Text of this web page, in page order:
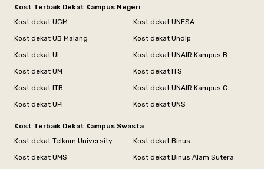
Kost Terbaik Dekat Kampus Negeri
Kost dekat UGM
Kost dekat UNESA
Kost dekat UB Malang
Kost dekat Undip
Kost dekat UI
Kost dekat UNAIR Kampus B
Kost dekat UM
Kost dekat ITS
Kost dekat ITB
Kost dekat UNAIR Kampus C
Kost dekat UPI
Kost dekat UNS
Kost Terbaik Dekat Kampus Swasta
Kost dekat Telkom University
Kost dekat Binus
Kost dekat UMS
Kost dekat Binus Alam Sutera